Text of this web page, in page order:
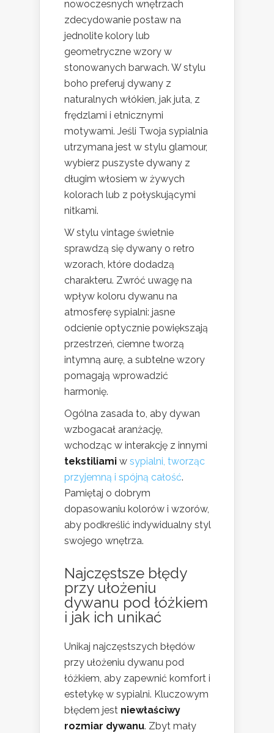
nowoczesnych wnętrzach
zdecydowanie postaw na
jednolite kolory lub
geometryczne wzory w
stonowanych barwach. W stylu
boho preferuj dywany z
naturalnych włókien, jak juta, z
frędzlami i etnicznymi
motywami. Jeśli Twoja sypialnia
utrzymana jest w stylu glamour,
wybierz puszyste dywany z
długim włosiem w żywych
kolorach lub z połyskującymi
nitkami.
W stylu vintage świetnie
sprawdzą się dywany o retro
wzorach, które dodadzą
charakteru. Zwróć uwagę na
wpływ koloru dywanu na
atmosferę sypialni: jasne
odcienie optycznie powiększają
przestrzeń, ciemne tworzą
intymną aurę, a subtelne wzory
pomagają wprowadzić
harmonię.
Ogólna zasada to, aby dywan
wzbogacał aranżację,
wchodząc w interakcję z innymi
tekstiliami w sypialni, tworząc
przyjemną i spójną całość.
Pamiętaj o dobrym
dopasowaniu kolorów i wzorów,
aby podkreślić indywidualny styl
swojego wnętrza.
Najczęstsze błędy
przy ułożeniu
dywanu pod łóżkiem
i jak ich unikać
Unikaj najczęstszych błędów
przy ułożeniu dywanu pod
łóżkiem, aby zapewnić komfort i
estetykę w sypialni. Kluczowym
błędem jest niewłaściwy
rozmiar dywanu. Zbyt mały